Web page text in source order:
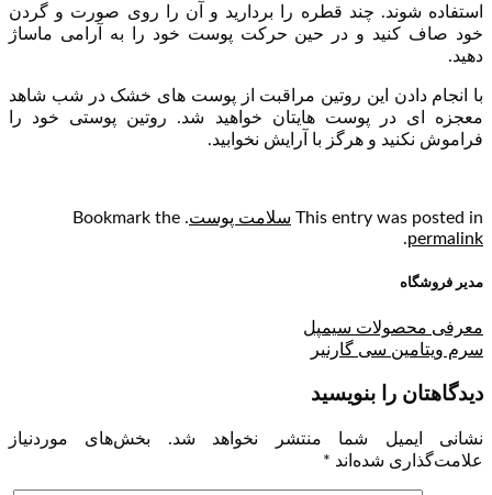
استفاده شوند. چند قطره را بردارید و آن را روی صورت و گردن
خود صاف کنید و در حین حرکت پوست خود را به آرامی ماساژ
دهید.
با انجام دادن این روتین مراقبت از پوست های خشک در شب شاهد
معجزه ای در پوست هایتان خواهید شد. روتین پوستی خود را
فراموش نکنید و هرگز با آرایش نخوابید.
This entry was posted in سلامت پوست. Bookmark the
permalink
.
مدیر فروشگاه
معرفی محصولات سیمپل
سرم ویتامین سی گارنیر
دیدگاهتان را بنویسید
نشانی ایمیل شما منتشر نخواهد شد.
بخش‌های موردنیاز
علامت‌گذاری شده‌اند *